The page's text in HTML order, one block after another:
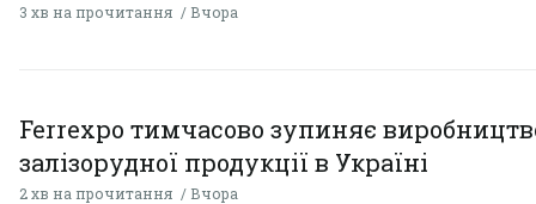
3 хв на прочитання Вчора
Ferrexpo тимчасово зупиняє
залізорудної продукції в Україні
2 хв на прочитання Вчора